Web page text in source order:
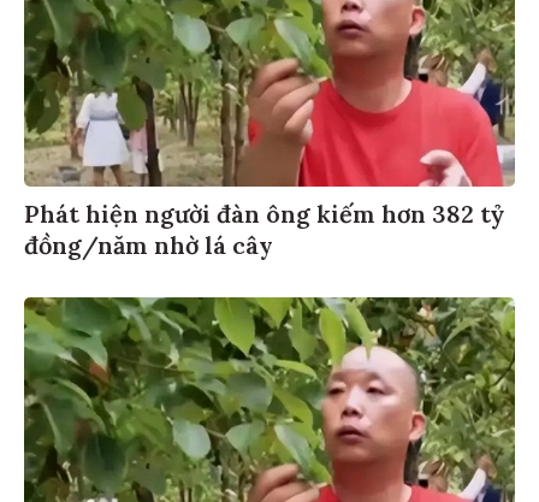
Phát hiện người đàn ông kiếm hơn 382 tỷ
đồng/năm nhờ lá cây